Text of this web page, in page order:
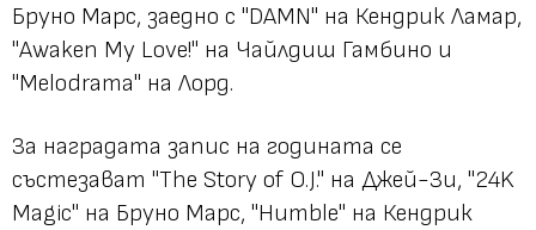
Бруно Марс, заедно с "DAMN" на Кендрик Ламар,
"Awaken My Love!" на Чайлдиш Гамбино и
"Melodrama" на Лорд.
За наградата запис на годината се
състезават "The Story of O.J." на Джей-Зи, "24K
Magic" на Бруно Марс, "Humble" на Кендрик